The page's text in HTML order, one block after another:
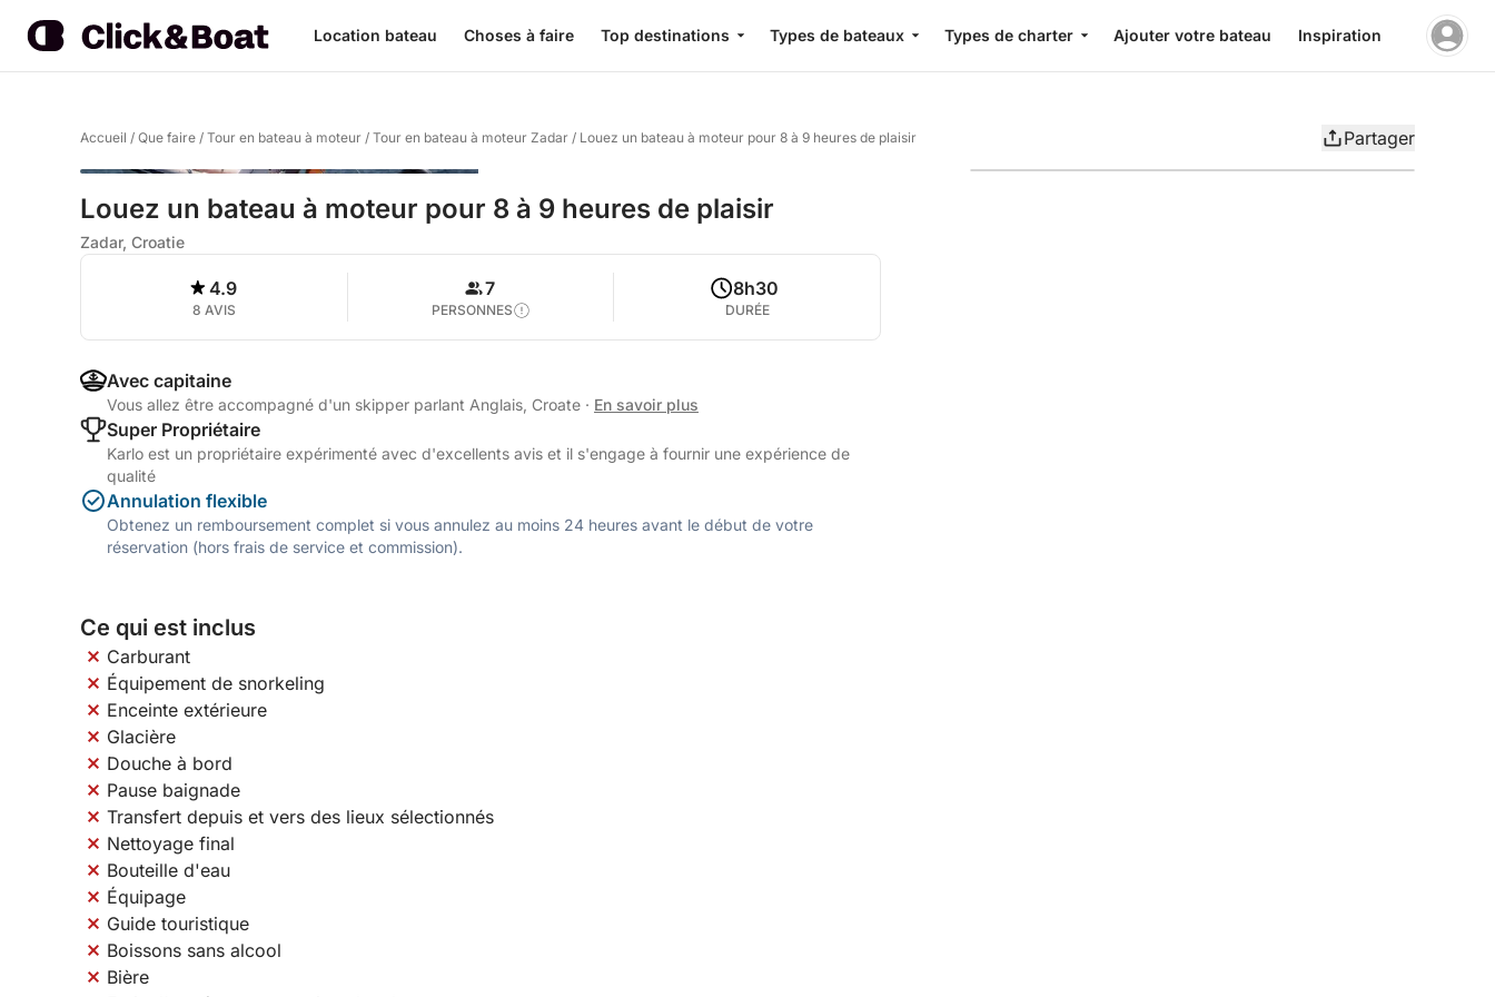
Location bateau Choses à faire Top destinations Types de bateaux Types de charter Ajouter votre bateau Inspiration
Accueil / Que faire / Tour en bateau à moteur / Tour en bateau à moteur Zadar / Louez un bateau à moteur pour 8 à 9 heures de plaisir Partager
Louez un bateau à moteur pour 8 à 9 heures de plaisir
Zadar, Croatie
4.9
8 AVIS
7
PERSONNES
8h30
DURÉE
Avec capitaine
Vous allez être accompagné d'un skipper parlant Anglais, Croate · En savoir plus
Super Propriétaire
Karlo est un propriétaire expérimenté avec d'excellents avis et il s'engage à fournir une expérience de
qualité
Annulation flexible
Obtenez un remboursement complet si vous annulez au moins 24 heures avant le début de votre
réservation (hors frais de service et commission).
Ce qui est inclus
Carburant
Équipement de snorkeling
Enceinte extérieure
Glacière
Douche à bord
Pause baignade
Transfert depuis et vers des lieux sélectionnés
Nettoyage final
Bouteille d'eau
Équipage
Guide touristique
Boissons sans alcool
Bière